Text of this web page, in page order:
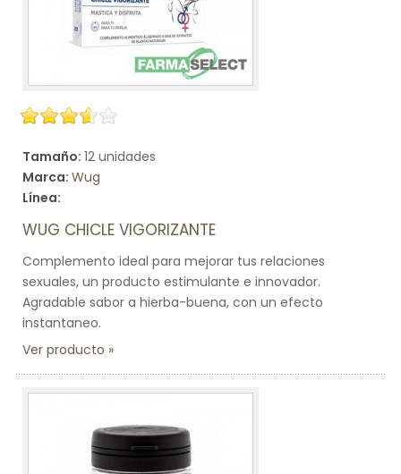
Tamaño: 12 unidades
Marca: Wug
Línea:
WUG CHICLE VIGORIZANTE
Complemento ideal para mejorar tus relaciones
sexuales, un producto estimulante e innovador.
Agradable sabor a hierba-buena, con un efecto
instantaneo.
Ver producto